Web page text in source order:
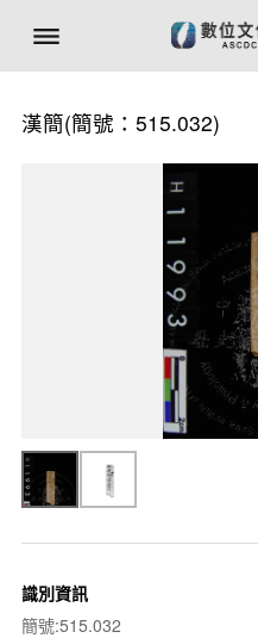
漢簡(簡號：515.032)
識別資訊
簡號:515.032